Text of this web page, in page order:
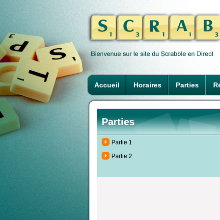
Accueil Horaires Parties
Parties
Partie 1
Partie 2